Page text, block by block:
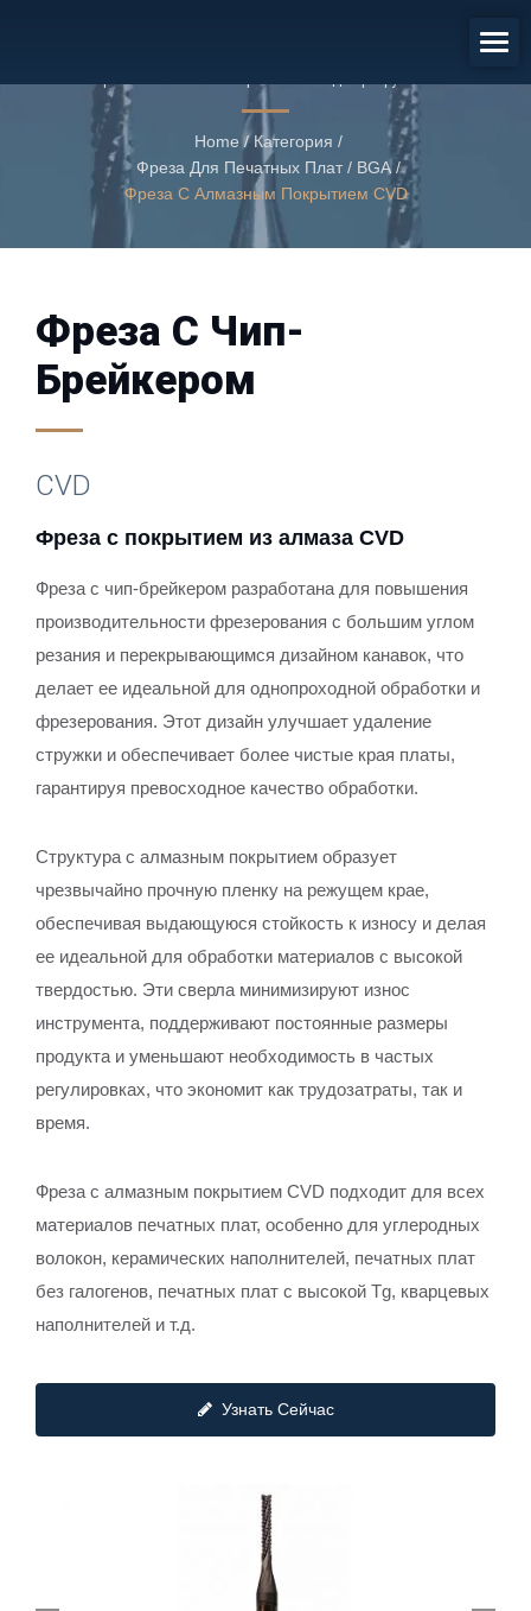
CVD
стружки
Home / Категория /
Фреза Для Печатных Плат / BGA /
Фреза С Алмазным Покрытием CVD
Фреза С Чип-
Брейкером
CVD
Фреза с покрытием из алмаза CVD
Фреза с чип-брейкером разработана для повышения
производительности фрезерования с большим углом
резания и перекрывающимся дизайном канавок, что
делает ее идеальной для однопроходной обработки и
фрезерования. Этот дизайн улучшает удаление
стружки и обеспечивает более чистые края платы,
гарантируя превосходное качество обработки.
Структура с алмазным покрытием образует
чрезвычайно прочную пленку на режущем крае,
обеспечивая выдающуюся стойкость к износу и делая
ее идеальной для обработки материалов с высокой
твердостью. Эти сверла минимизируют износ
инструмента, поддерживают постоянные размеры
продукта и уменьшают необходимость в частых
регулировках, что экономит как трудозатраты, так и
время.
Фреза с алмазным покрытием CVD подходит для всех
материалов печатных плат, особенно для углеродных
волокон, керамических наполнителей, печатных плат
без галогенов, печатных плат с высокой Tg, кварцевых
наполнителей и т.д.
Узнать Сейчас